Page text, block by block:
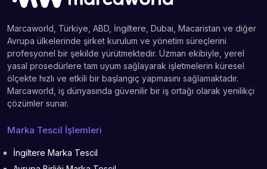
Marcaworld, Türkiye, ABD, İngiltere, Dubai, Macaristan ve diğer
Avrupa ülkelerinde şirket kurulum ve yönetim süreçlerini
profesyonel bir şekilde yürütmektedir. Uzman ekibiyle, yerel
yasal prosedürlere tam uyum sağlayarak işletmelerin küresel
ölçekte hızlı ve etkili bir başlangıç yapmasını sağlamaktadır.
Marcaworld, iş dünyasında güvenilir bir iş ortağı olarak yenilikçi
çözümler sunar.
Marka Tescil İşlemleri
İngiltere Marka Tescil